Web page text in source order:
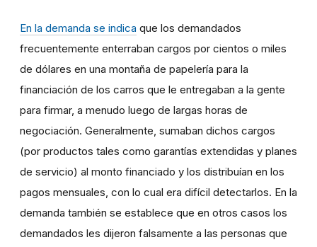
En la demanda se indica que los demandados
frecuentemente enterraban cargos por cientos o miles
de dólares en una montaña de papelería para la
financiación de los carros que le entregaban a la gente
para firmar, a menudo luego de largas horas de
negociación. Generalmente, sumaban dichos cargos
(por productos tales como garantías extendidas y planes
de servicio) al monto financiado y los distribuían en los
pagos mensuales, con lo cual era difícil detectarlos. En la
demanda también se establece que en otros casos los
demandados les dijeron falsamente a las personas que